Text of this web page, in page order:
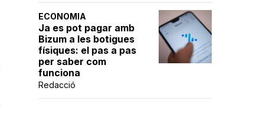
ECONOMIA
Ja es pot pagar amb
Bizum a les botigues
físiques: el pas a pas
per saber com
funciona
Redacció